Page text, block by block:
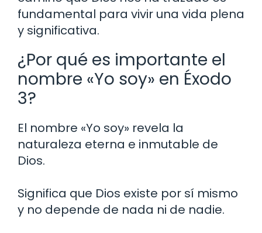
fundamental para vivir una vida plena
y significativa.
¿Por qué es importante el
nombre «Yo soy» en Éxodo
3?
El nombre «Yo soy» revela la
naturaleza eterna e inmutable de
Dios.
Significa que Dios existe por sí mismo
y no depende de nada ni de nadie.